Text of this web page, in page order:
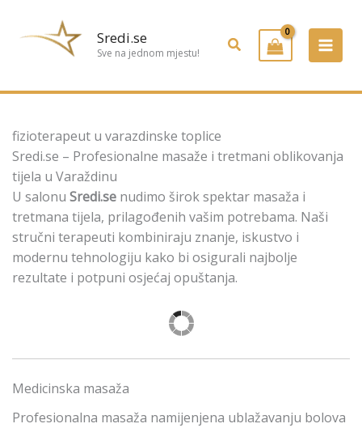
Sredi.se
Sve na jednom mjestu! Pretraživanje
fizioterapeut u varazdinske toplice
Sredi.se – Profesionalne masaže i tretmani oblikovanja
tijela u Varaždinu
U salonu Sredi.se nudimo širok spektar masaža i
tretmana tijela, prilagođenih vašim potrebama. Naši
stručni terapeuti kombiniraju znanje, iskustvo i
modernu tehnologiju kako bi osigurali najbolje
rezultate i potpuni osjećaj opuštanja.
Medicinska masaža
Profesionalna masaža namijenjena ublažavanju bolova